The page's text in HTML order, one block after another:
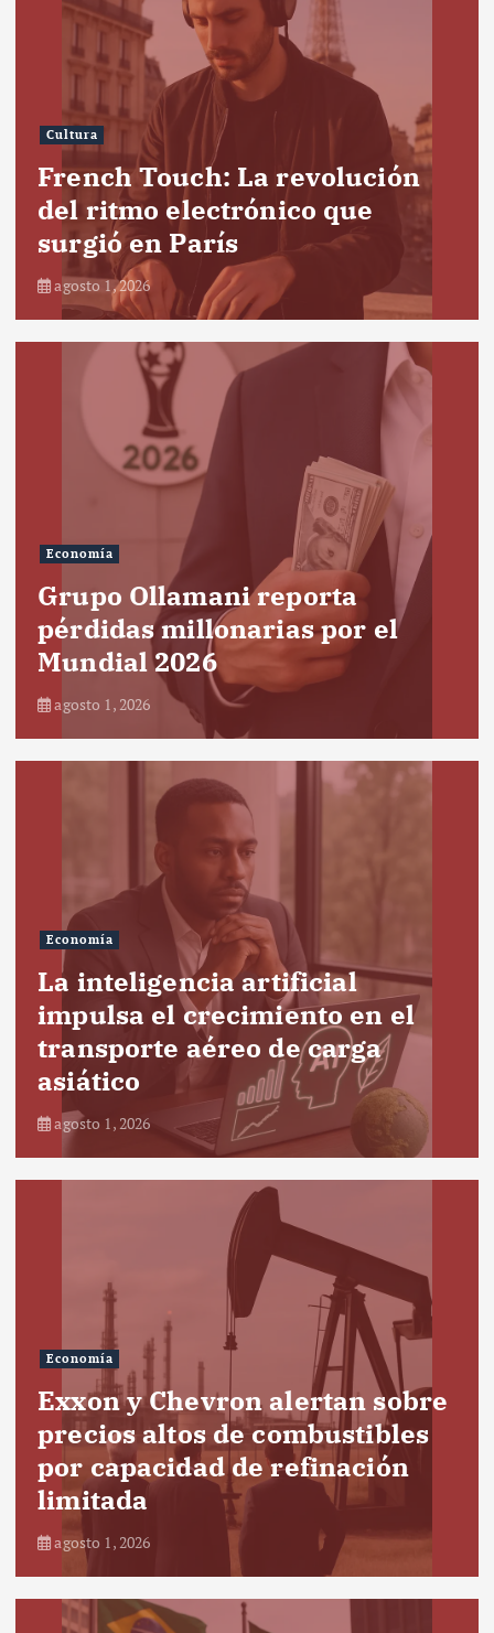
Cultura
French Touch: La revolución
del ritmo electrónico que
surgió en París
agosto 1, 2026
Economía
Grupo Ollamani reporta
pérdidas millonarias por el
Mundial 2026
agosto 1, 2026
Economía
La inteligencia artificial
impulsa el crecimiento en el
transporte aéreo de carga
asiático
agosto 1, 2026
Economía
Exxon y Chevron alertan sobre
precios altos de combustibles
por capacidad de refinación
limitada
agosto 1, 2026